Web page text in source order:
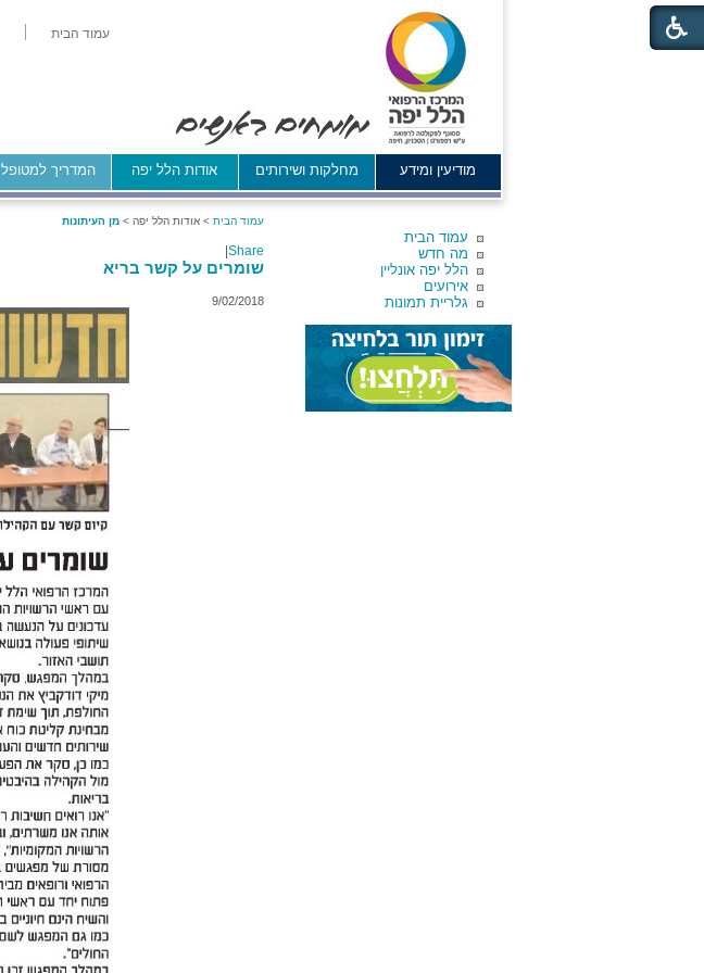
עמוד הבית
מודיעין ומידע מחלקות ושירותים אודות הלל יפה המדריך למטופל
עמוד הבית
מה חדש
הלל יפה אונליין
אירועים
גלריית תמונות
עמוד הבית > אודות הלל יפה > מן העיתונות
Share
שומרים על קשר בריא
9/02/2018